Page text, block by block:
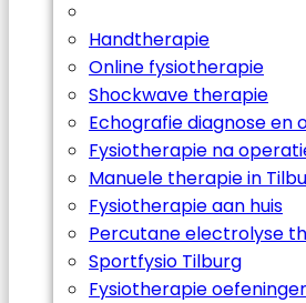
Handtherapie
Online fysiotherapie
Shockwave therapie
Echografie diagnose en
Fysiotherapie na
Manuele therapie in
Fysiotherapie aan huis
Percutane electrolyse
Sportfysio Tilburg
Fysiotherapie